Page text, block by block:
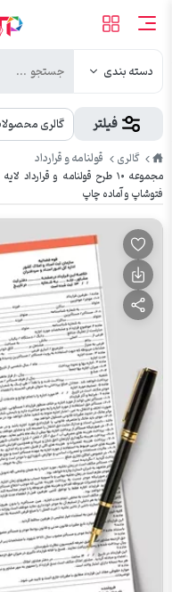
دسته بندی
فیلتر گالری
طرح
پیک
گالری قولنامه و قرارداد
مجموعه ۱۰ طرح قولنامه و
فتوشاپ و آماده چاپ